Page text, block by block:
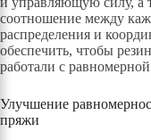
соотношение между
распределения и
обеспечить, чтобы
работали с
Улучшение
пряжи